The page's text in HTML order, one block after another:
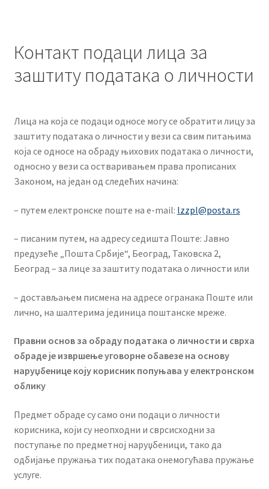
Контакт подаци лица за
заштиту података о личности
Лица на која се подаци односе могу се обратити лицу за
заштиту података о личности у вези са свим питањима
која се односе на обраду њихових података о личности,
односно у вези са остваривањем права прописаних
Законом, на један од следећих начина:
– путем електронске поште на e-mail: lzzpl@posta.rs
– писаним путем, на адресу седишта Поште: Јавно
предузеће „Пошта Србије“, Београд, Таковска 2,
Београд – за лице за заштиту података о личности или
– достављањем писмена на адресе огранака Поште или
лично, на шалтерима јединица поштанске мреже.
Правни основ за обраду података о личности и сврха
обраде је извршење уговорне обавезе на основу
наруџбенице коју корисник попуњава у електронском
облику
Предмет обраде су само они подаци о личности
корисника, који су неопходни и сврсисходни за
поступање по предметној наруџбеници, тако да
одбијање пружања тих података онемогућава пружање
услуге.